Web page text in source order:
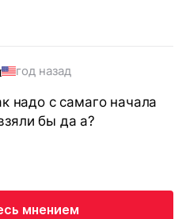
год назад
надо с самаго начала
бы да а?
мнением